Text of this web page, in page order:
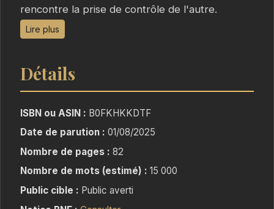
rencontre la prise de contrôle de l'autre.
confiance totale en son /sa partenaire. Envie
d'être le soumis ou la dominatrice..Dans ces
confort intime, et part à la découverte de son
moi intime.
Lire plus
Détails
ISBN ou ASIN : B0FKHKKDTF
Date de parution : 01/08/2025
Nombre de pages : 82
Nombre de mots (estimé) : 15 000
Public cible : Public averti